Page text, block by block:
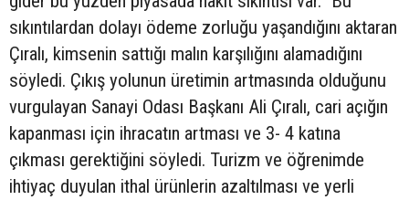
sıkıntılardan dolayı ödeme zorluğu yaşandığını aktaran
Çıralı, kimsenin sattığı malın karşılığını alamadığını
söyledi. Çıkış yolunun üretimin artmasında olduğunu
vurgulayan Sanayi Odası Başkanı Ali Çıralı, cari açığın
kapanması için ihracatın artması ve 3- 4 katına
çıkması gerektiğini söyledi. Turizm ve öğrenimde
ihtiyaç duyulan ithal ürünlerin azaltılması ve yerli